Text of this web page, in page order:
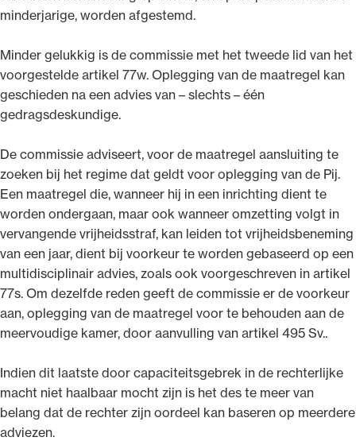
minderjarige, worden afgestemd.
Minder gelukkig is de commissie met het tweede lid van het
voorgestelde artikel 77w. Oplegging van de maatregel kan
geschieden na een advies van – slechts – één
gedragsdeskundige.
De commissie adviseert, voor de maatregel aansluiting te
zoeken bij het regime dat geldt voor oplegging van de Pij.
Een maatregel die, wanneer hij in een inrichting dient te
worden ondergaan, maar ook wanneer omzetting volgt in
vervangende vrijheidsstraf, kan leiden tot vrijheidsbeneming
van een jaar, dient bij voorkeur te worden gebaseerd op een
multidisciplinair advies, zoals ook voorgeschreven in artikel
77s. Om dezelfde reden geeft de commissie er de voorkeur
aan, oplegging van de maatregel voor te behouden aan de
meervoudige kamer, door aanvulling van artikel 495 Sv..
Indien dit laatste door capaciteitsgebrek in de rechterlijke
macht niet haalbaar mocht zijn is het des te meer van
belang dat de rechter zijn oordeel kan baseren op meerdere
adviezen.